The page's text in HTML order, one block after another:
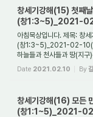
창세기강해(15) 첫째
(창1:3~5)_2021-
아침묵상입니다. 제목: 창
(창1:3~5)_2021-02-
하늘들과 천사들과 땅(지구
(음부 포함)...
Date 2021.02.10 By
창세기강해(16) 모든
(창1:1~5)_2021-